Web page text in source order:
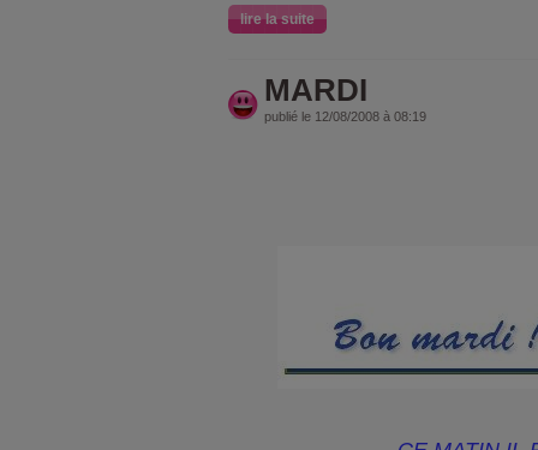
lire la suite
MARDI
publié le 12/08/2008 à 08:19